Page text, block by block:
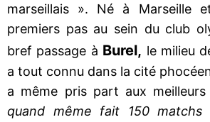
marseillais ». Né à Marseille
premiers pas au sein du club
bref passage à Burel, le milieu
a tout connu dans la cité
a même pris part aux meilleurs
quand même fait 150 matchs